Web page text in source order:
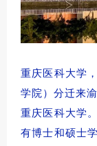
重庆医科大学
学院）分迁来
重庆医科大学
有博士和硕士